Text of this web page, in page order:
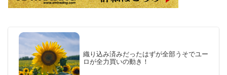
織り込み済みだったはずが全部うそでユー
ロが全力買いの動き！